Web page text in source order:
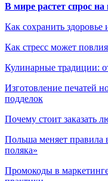
В мире растет спрос
Как сохранить здоровье
Как стресс может
Кулинарные традиции:
Изготовление печатей
подделок
Почему стоит заказать
Польша меняет правила
поляка»
Промокоды в